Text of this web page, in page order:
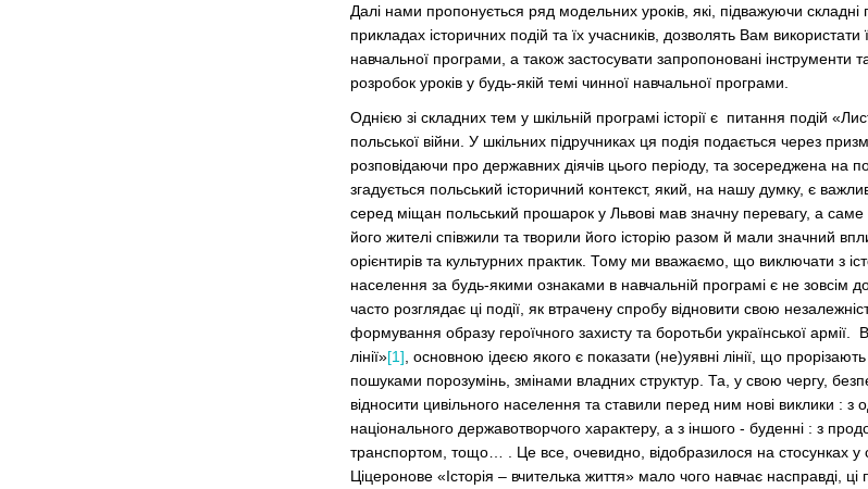
Далі нами пропонується ряд модельних уроків, які, підважуючи
прикладах історичних подій та їх учасників, дозволять Вам використати
навчальної програми, а також застосувати запропоновані інструменти
розробок уроків у будь-якій темі чинної навчальної програми.
Однією зі складних тем у шкільній програмі історії є питання подій
польської війни. У шкільних підручниках ця подія подається через
розповідаючи про державних діячів цього періоду, та зосереджена на
згадується польський історичний контекст, який, на нашу думку, є
серед міщан польський прошарок у Львові мав значну перевагу, а саме
його жителі співжили та творили його історію разом й мали значний
орієнтирів та культурних практик. Тому ми вважаємо, що виключати з
населення за будь-якими ознаками в навчальній програмі є не зовсім
часто розглядає ці події, як втрачену спробу відновити свою
формування образу героїчного захисту та боротьби української
лінії»[1] , основною ідеєю якого є показати (не)уявні лінії, що
пошуками порозумінь, змінами владних структур. Та, у свою чергу,
відносити цивільного населення та ставили перед ним нові виклики : з
національного державотворчого характеру, а з іншого - буденні : з
транспортом, тощо… . Це все, очевидно, відобразилося на стосунках у
Ціцеронове «Історія – вчителька життя» мало чого навчає насправді, ці